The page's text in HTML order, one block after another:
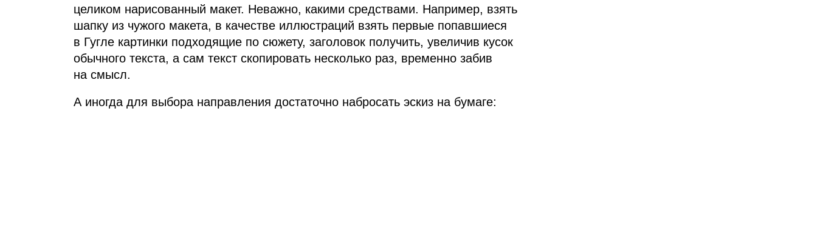
целиком нарисованный макет. Неважно, какими средствами. Например, взять
шапку из чужого макета, в качестве иллюстраций взять первые попавшиеся
в Гугле картинки подходящие по сюжету, заголовок получить, увеличив кусок
обычного текста, а сам текст скопировать несколько раз, временно забив
на смысл.
А иногда для выбора направления достаточно набросать эскиз на бумаге: